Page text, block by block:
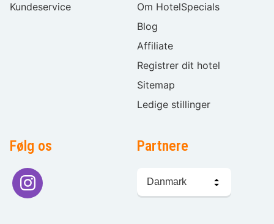
Kundeservice
Om HotelSpecials
Blog
Affiliate
Registrer dit hotel
Sitemap
Ledige stillinger
Følg os Partnere